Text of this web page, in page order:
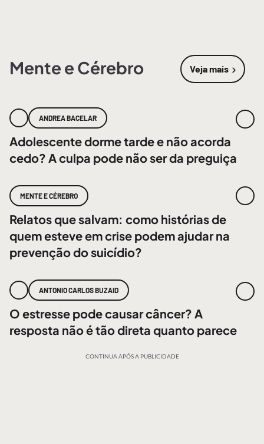
Mente e Cérebro Veja mais
sobre
ANDREA BACELAR
Adolescente dorme tarde e não acorda
cedo? A culpa pode não ser da preguiça
MENTE E CÉREBRO
Relatos que salvam: como histórias de
quem esteve em crise podem ajudar na
prevenção do suicídio?
ANTONIO CARLOS BUZAID
O estresse pode causar câncer? A
resposta não é tão direta quanto parece
CONTINUA APÓS A PUBLICIDADE